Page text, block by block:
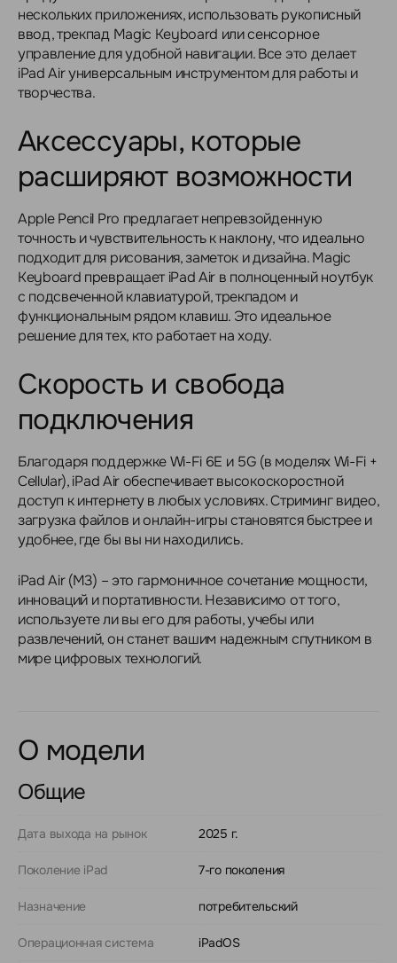
нескольких приложениях, использовать рукописный
ввод, трекпад Magic Keyboard или сенсорное
управление для удобной навигации. Все это делает
iPad Air универсальным инструментом для работы и
творчества.
Аксессуары, которые
расширяют возможности
Apple Pencil Pro предлагает непревзойденную
точность и чувствительность к наклону, что идеально
подходит для рисования, заметок и дизайна. Magic
Keyboard превращает iPad Air в полноценный ноутбук
с подсвеченной клавиатурой, трекпадом и
функциональным рядом клавиш. Это идеальное
решение для тех, кто работает на ходу.
Скорость и свобода
подключения
Благодаря поддержке Wi-Fi 6E и 5G (в моделях Wi-Fi +
Cellular), iPad Air обеспечивает высокоскоростной
доступ к интернету в любых условиях. Стриминг видео,
загрузка файлов и онлайн-игры становятся быстрее и
удобнее, где бы вы ни находились.
iPad Air (M3) – это гармоничное сочетание мощности,
инноваций и портативности. Независимо от того,
используете ли вы его для работы, учебы или
развлечений, он станет вашим надежным спутником в
мире цифровых технологий.
О модели
Общие
Дата выхода на рынок 2025 г.
Поколение iPad 7-го поколения
Назначение потребительский
Операционная система iPadOS